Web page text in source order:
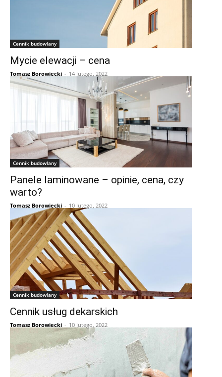
Cennik budowlany
Mycie elewacji – cena
Tomasz Borowiecki - 14 lutego, 2022
Cennik budowlany
Panele laminowane – opinie, cena, czy
warto?
Tomasz Borowiecki - 10 lutego, 2022
Cennik budowlany
Cennik usług dekarskich
Tomasz Borowiecki - 10 lutego, 2022